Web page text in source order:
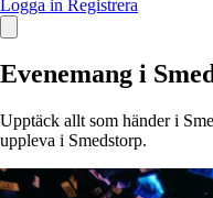
Logga in Registrera
Evenemang i
Upptäck allt som händer i
uppleva i Smedstorp.